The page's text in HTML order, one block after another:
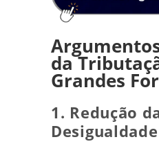
da
Grandes
1. Redução